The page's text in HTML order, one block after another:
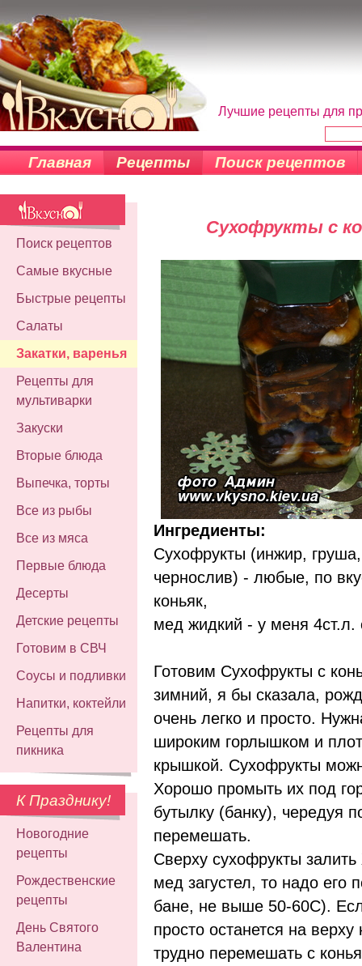
Лучшие рецепты для
Главная Рецепты Поиск рецептов
Поиск рецептов
Самые вкусные
Быстрые рецепты
Салаты
Закатки, варенья
Рецепты для
мультиварки
Закуски
Вторые блюда
Выпечка, торты
Все из рыбы
Все из мяса
Первые блюда
Десерты
Детские рецепты
Готовим в СВЧ
Соусы и подливки
Напитки, коктейли
Рецепты для
пикника
К Празднику!
Новогодние
рецепты
Рождественские
рецепты
День Святого
Валентина
Сухофрукты с
Ингредиенты:
Сухофрукты (инжир,
чернослив) - любые, по
коньяк,
мед жидкий - у меня 4ст.л.
Готовим Сухофрукты с
зимний, я бы сказала,
очень легко и просто.
широким горлышком и
крышкой. Сухофрукты
Хорошо промыть их под
бутылку (банку), чередуя
перемешать.
Сверху сухофрукты
мед загустел, то надо его
бане, не выше 50-60С).
просто останется на
трудно перемешать с